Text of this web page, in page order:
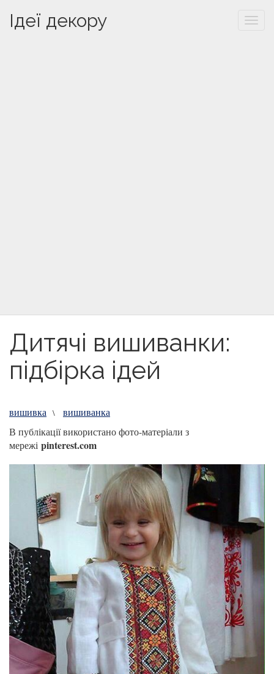
Ідеї декору
Дитячі вишиванки:
підбірка ідей
вишивка \
вишиванка
В публікації використано фото-матеріали з
мережі pinterest.com